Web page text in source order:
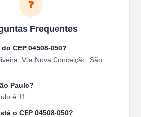
❓
Frequentes
CEP 04508-050?
Vila Nova Conceição São
Paulo?
é 11
o CEP 04508-050?